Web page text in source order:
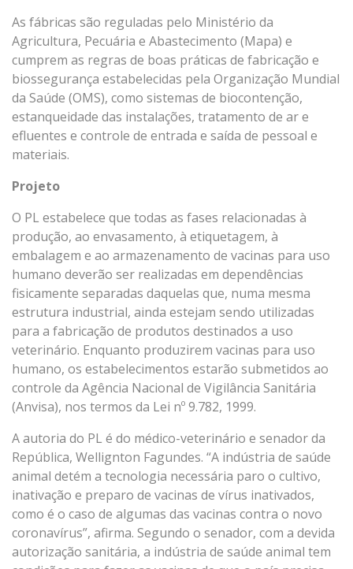
As fábricas são reguladas pelo Ministério da
Agricultura, Pecuária e Abastecimento (Mapa) e
cumprem as regras de boas práticas de fabricação e
biossegurança estabelecidas pela Organização Mundial
da Saúde (OMS), como sistemas de biocontenção,
estanqueidade das instalações, tratamento de ar e
efluentes e controle de entrada e saída de pessoal e
materiais.
Projeto
O PL estabelece que todas as fases relacionadas à
produção, ao envasamento, à etiquetagem, à
embalagem e ao armazenamento de vacinas para uso
humano deverão ser realizadas em dependências
fisicamente separadas daquelas que, numa mesma
estrutura industrial, ainda estejam sendo utilizadas
para a fabricação de produtos destinados a uso
veterinário. Enquanto produzirem vacinas para uso
humano, os estabelecimentos estarão submetidos ao
controle da Agência Nacional de Vigilância Sanitária
(Anvisa), nos termos da Lei nº 9.782, 1999.
A autoria do PL é do médico-veterinário e senador da
República, Wellignton Fagundes. “A indústria de saúde
animal detém a tecnologia necessária paro o cultivo,
inativação e preparo de vacinas de vírus inativados,
como é o caso de algumas das vacinas contra o novo
coronavírus”, afirma. Segundo o senador, com a devida
autorização sanitária, a indústria de saúde animal tem